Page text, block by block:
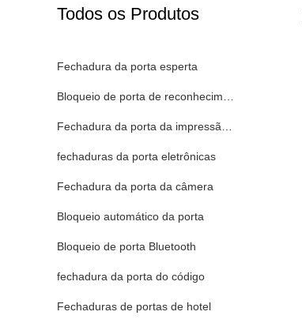
Todos os Produtos
Fechadura da porta esperta
Bloqueio de porta de reconhecimento facial
Fechadura da porta da impressão digital
fechaduras da porta eletrônicas
Fechadura da porta da câmera
Bloqueio automático da porta
Bloqueio de porta Bluetooth
fechadura da porta do código
Fechaduras de portas de hotel